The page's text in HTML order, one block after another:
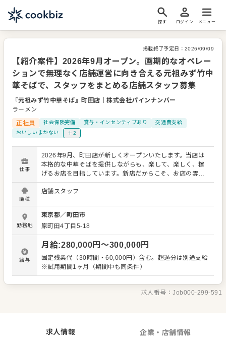
探す ログイン メニュー
掲載終了予定日： 2026/09/09
【紹介案件】2026年9月オープン。画期的なオペレー
ションで無理なく店舗運営に向き合える元祖みず竹中
華そばで、スタッフをまとめる店舗スタッフ募集
『元祖みず竹中華そば』町田店 ｜株式会社パインナンバー
ラーメン
正社員
社会保険完備 賞与・インセンティブあり
交通費支給
おいしいまかない
＋2
仕事
2026年9月、町田店が新しくオープンいたします。当店は
本格的な中華そばを提供しながらも、楽して、楽しく、稼
げるお店を目指しています。新店だからこそ、お店の雰囲
気づくりやスタッフとの関係づくりにも一から関われる貴
重なタイミングです。 お任せするのは、現場をスムーズに
下の通りです。 ・アルバイトスタッフのシフト管理や教
育、指導 ・営業中のフォローおよび店舗全体の管理 ・接客
や調理などの基本業務 もちろん基本業務にも関わります
が、仕込みはほとんどなく調理工程もシンプルです。難し
い技術よりも、スタッフと協力しながらお店をまわしてい
く力を大切にしています。 当店は業界随一の画期的な仕込
みとオペレーションを完備しています。マニュアルに沿っ
方や飲食業が初めての方も安心してスタートできます。 仕
込みに長い時間を取られにくく、営業に必要な作業も効率
ちを重視します。
職種
店舗スタッフ
勤務地
東京都／町田市
原町田4丁目5-18
給与
月給:280,000円〜300,000円
固定残業代（30時間・60,000円）含む。超過分は別途支給
※試用期間1ヶ月（期間中も同条件）
求人番号：Job000-299-591
求人情報 企業・店舗情報